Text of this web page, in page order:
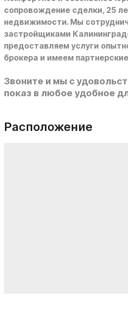
сопровождение сделки, 25
недвижимости. Мы
застройщиками
предоставляем услуги
брокера и имеем
Звоните и мы с
показ в любое удобное
Расположение